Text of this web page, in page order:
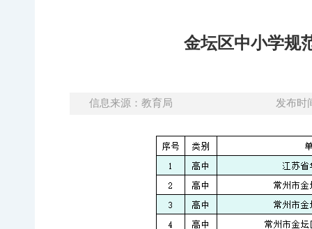
金坛区中小学规
信息来源：教育局 发布时